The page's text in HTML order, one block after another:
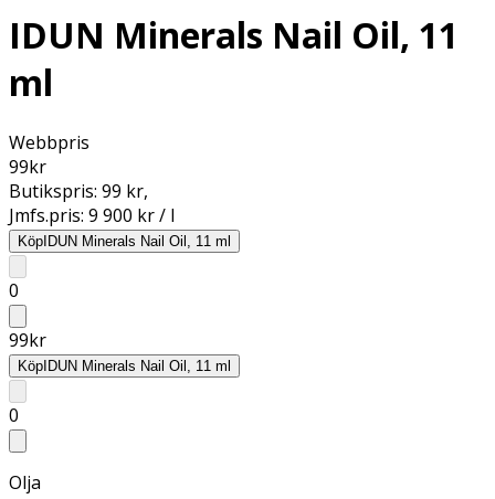
IDUN Minerals Nail Oil, 11
ml
Webbpris
99kr
Butikspris: 99 kr,
Jmfs.pris: 9 900 kr / l
KöpIDUN Minerals Nail Oil, 11 ml
0
99kr
KöpIDUN Minerals Nail Oil, 11 ml
0
Olja